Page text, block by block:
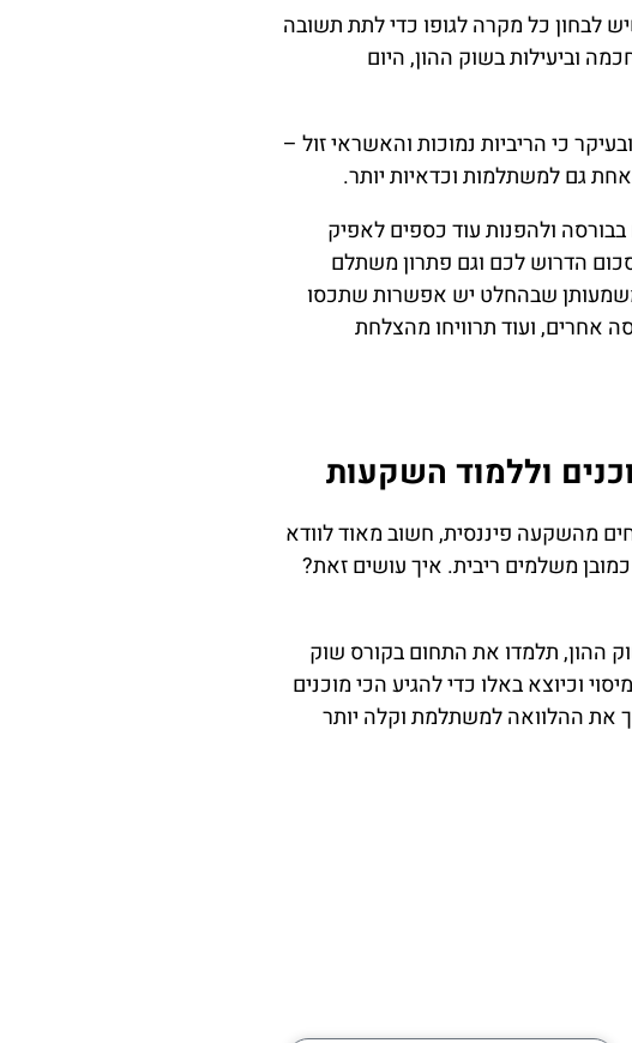
לבחון כל מקרה לגופו כדי לתת תשובה
וביעילות בשוק ההון, היום
כי הריביות נמוכות והאשראי זול –
גם למשתלמות וכדאיות יותר.
ולהפנות עוד כספים לאפיק
הדרוש לכם וגם פתרון משתלם
משמעותן שבהחלט יש אפשרות שתכסו
אחרים, ועוד תרוויחו מהצלחת
וללמוד השקעות
מהשקעה פיננסית, חשוב מאוד לוודא
משלמים ריבית. איך עושים זאת?
ההון, תלמדו את התחום בקורס שוק
וכיוצא באלו כדי להגיע הכי מוכנים
את ההלוואה למשתלמת וקלה יותר